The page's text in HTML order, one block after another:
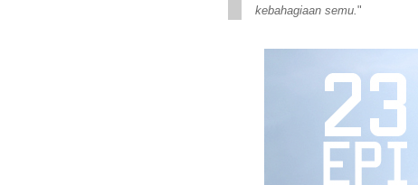
kebahagiaan semu."